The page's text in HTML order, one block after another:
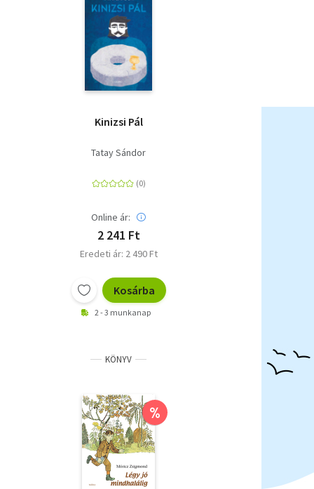
Kinizsi Pál
Tatay Sándor
Online ár:
2 241 Ft
Eredeti ár: 2 490 Ft
Kosárba
2 - 3 munkanap
KÖNYV
%